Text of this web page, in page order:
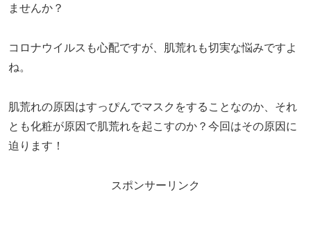
ませんか？
コロナウイルスも心配ですが、肌荒れも切実な悩みですよ
ね。
肌荒れの原因はすっぴんでマスクをすることなのか、それ
とも化粧が原因で肌荒れを起こすのか？今回はその原因に
迫ります！
スポンサーリンク